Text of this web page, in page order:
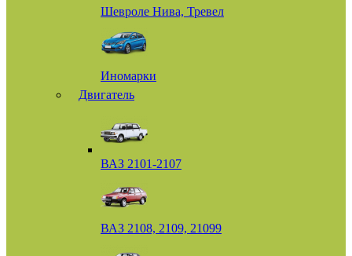
Шевроле Нива, Тревел
Иномарки
Двигатель
ВАЗ 2101-2107
ВАЗ 2108, 2109, 21099